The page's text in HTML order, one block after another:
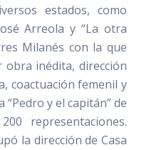
estados, como
Arreola y “La otra
Milanés con la que
inédita, dirección
coactuación femenil y
y el capitán” de
representaciones.
la dirección de Casa